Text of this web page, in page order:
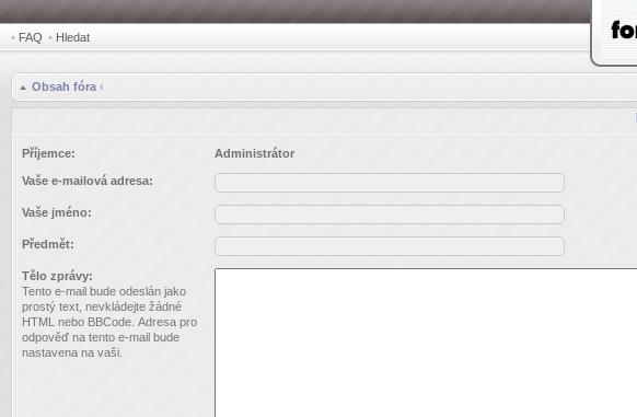
• FAQ • Hledat
Obsah fóra ‹
Příjemce: Administrátor
Vaše e-mailová adresa:
Vaše jméno:
Předmět:
Tělo zprávy:
Tento e-mail bude odeslán jako
prostý text, nevkládejte žádné
HTML nebo BBCode. Adresa pro
odpověď na tento e-mail bude
nastavena na vaši.